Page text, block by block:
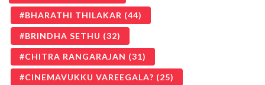
BHARATHI THILAKAR (44)
BRINDHA SETHU (32)
CHITRA RANGARAJAN (31)
CINEMAVUKKU VAREEGALA? (25)